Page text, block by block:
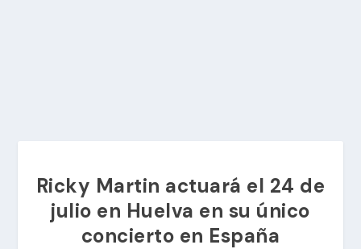
Ricky Martin actuará el 24 de
julio en Huelva en su único
concierto en España